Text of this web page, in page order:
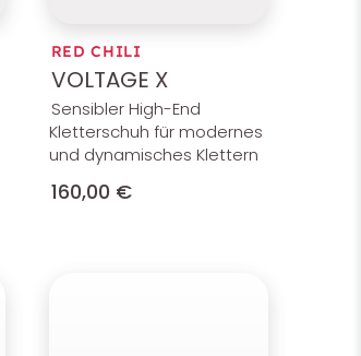
RED CHILI
VOLTAGE X
Sensibler High-End
Kletterschuh für modernes
und dynamisches Klettern
160,00 €